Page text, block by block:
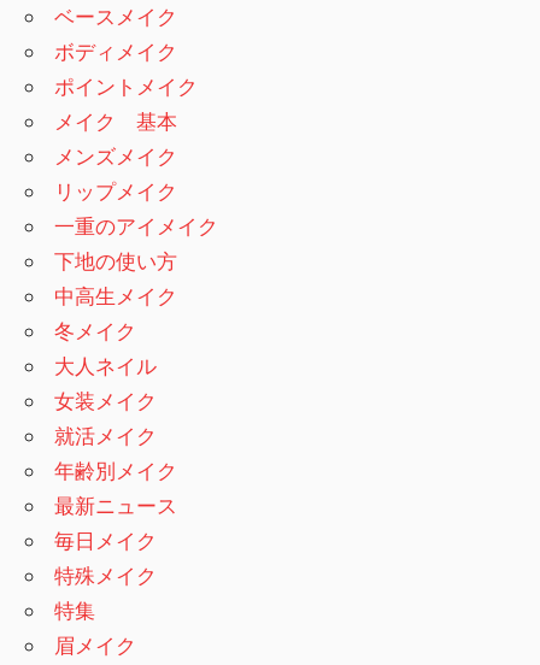
ベースメイク
ボディメイク
ポイントメイク
メイク 基本
メンズメイク
リップメイク
一重のアイメイク
下地の使い方
中高生メイク
冬メイク
大人ネイル
女装メイク
就活メイク
年齢別メイク
最新ニュース
毎日メイク
特殊メイク
特集
眉メイク